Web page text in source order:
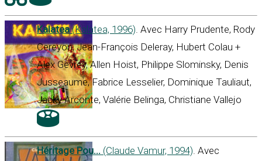
Kalatea(Kalatea, 1996). Avec Harry Prudente, Rody
Cereyon, Jean-François Deleray, Hubert Colau +
Alex Gevrey, Allen Hoist, Philippe Slominsky, Denis
Jusseaume, Fabrice Lesselier, Dominique Tauliaut,
Jacky Arconte, Valérie Belinga, Christiane Vallejo
Héritage Pou... (Claude Vamur, 1994). Avec